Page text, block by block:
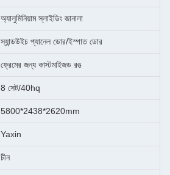
অ্যালুমিনিয়াম স্লাইডিং জানালা
স্যান্ডউইচ প্যানেল ডোর/ইস্পাত ডোর
ফ্রেমের জন্য কাস্টমাইজড রঙ
8 সেট/40hq
5800*2438*2620mm
Yaxin
চীন